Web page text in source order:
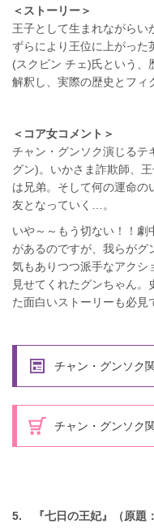
＜ストーリー＞
王子として生まれながらい
ずらにより王位に上がった
(スクビン チェ)氏という、
解釈し、実際の歴史とフィ
＜コア女コメント＞
チャン・グンソク演じるテ
グン)。いかさま詐欺師、
は兄弟。そして何の運命の
友となっていく…。
いや～～もう切ない！！劇
があるのですが、我らがグ
気もありつつ派手なアクシ
見せてくれたグンちゃん
た面白いストーリーも必見
チャン・グンソク
チャン・グンソク
5. 『七日の王妃』（原題